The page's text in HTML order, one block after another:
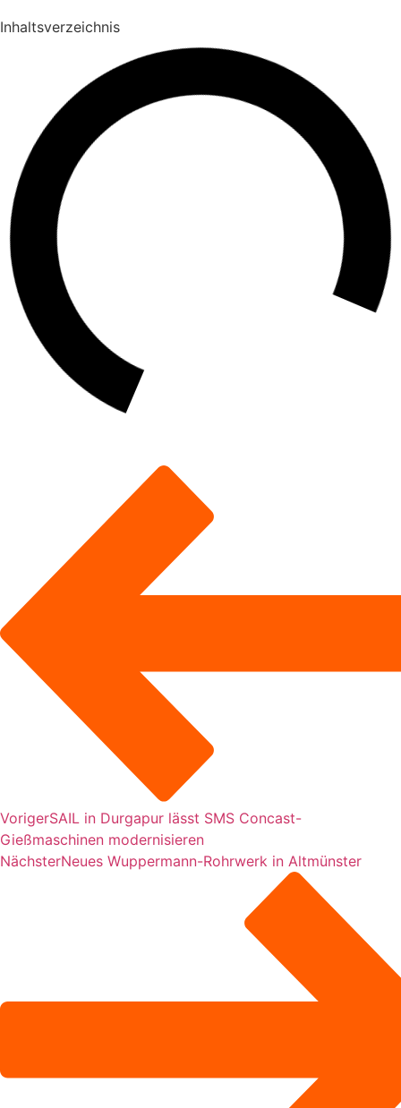
Inhaltsverzeichnis
VorigerSAIL in Durgapur lässt SMS Concast-
Gießmaschinen modernisieren
NächsterNeues Wuppermann-Rohrwerk in Altmünster